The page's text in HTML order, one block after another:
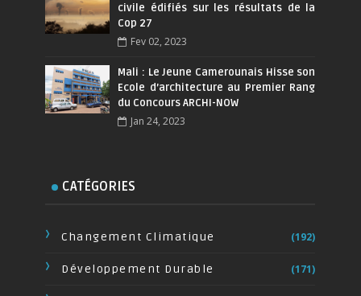
civile édifiés sur les résultats de la
Cop 27
Fev 02, 2023
Mali : Le Jeune Camerounais Hisse son
Ecole d’architecture au Premier Rang
du Concours ARCHI-NOW
Jan 24, 2023
CATÉGORIES
Changement Climatique (192)
Développement Durable (171)